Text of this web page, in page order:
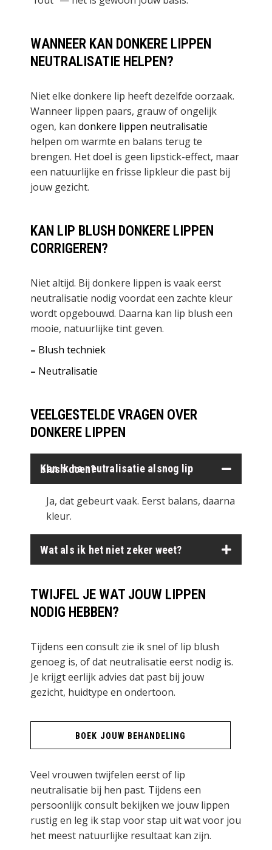
WANNEER KAN DONKERE LIPPEN
NEUTRALISATIE HELPEN?
Niet elke donkere lip heeft dezelfde oorzaak.
Wanneer lippen paars, grauw of ongelijk
ogen, kandonkere lippen neutralisatie
helpen om warmte en balans terug te
brengen. Het doel is geen lipstick-effect, maar
een natuurlijke en frisse lipkleur die past bij
jouw gezicht.
KAN LIP BLUSH DONKERE LIPPEN
CORRIGEREN?
Niet altijd. Bij donkere lippen is vaak eerst
neutralisatie nodig voordat een zachte kleur
wordt opgebouwd. Daarna kan lip blush een
mooie, natuurlijke tint geven.
– Blush techniek
– Neutralisatie
VEELGESTELDE VRAGEN OVER
DONKERE LIPPEN
Kan ik na neutralisatie alsnog lip blush doen?
Ja, dat gebeurt vaak. Eerst balans, daarna
kleur.
Wat als ik het niet zeker weet?
TWIJFEL JE WAT JOUW LIPPEN
NODIG HEBBEN?
Tijdens een consult zie ik snel of lip blush
genoeg is, of dat neutralisatie eerst nodig is.
Je krijgt eerlijk advies dat past bij jouw
gezicht, huidtype en ondertoon.
BOEK JOUW BEHANDELING
Veel vrouwen twijfelen eerst of lip
neutralisatie bij hen past. Tijdens een
persoonlijk consult bekijken we jouw lippen
rustig en leg ik stap voor stap uit wat voor jou
het meest natuurlijke resultaat kan zijn.